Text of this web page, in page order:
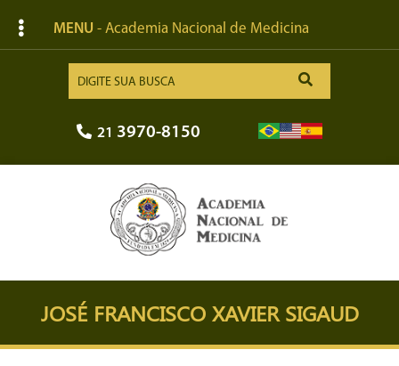
MENU - Academia Nacional de Medicina
21 3970-8150
JOSÉ FRANCISCO XAVIER SIGAUD